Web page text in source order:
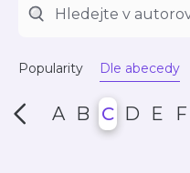
Popularity Dle abecedy
A B C D E F